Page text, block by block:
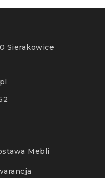
Sierakowice
Mebli